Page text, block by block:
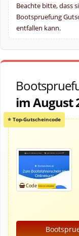
Beachte bitte, dass
Bootspruefung
entfallen kann.
im August